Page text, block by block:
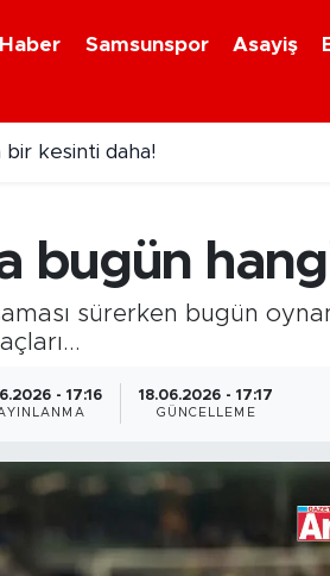
Samsunspor Asayiş
bir kesinti daha!
bugün
sürerken bugün
- 17:16 18.06.2026 - 17:17
GÜNCELLEME